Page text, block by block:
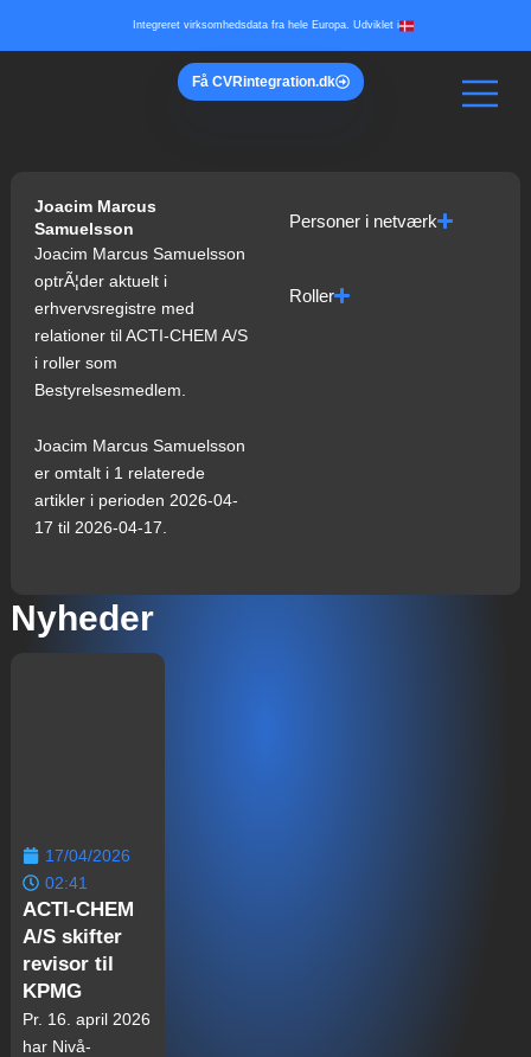
Integreret virksomhedsdata fra hele Europa. Udviklet i
Få CVRintegration.dk
Joacim Marcus
Samuelsson
Joacim Marcus Samuelsson
optrÃ¦der aktuelt i
erhvervsregistre med
relationer til ACTI-CHEM A/S
i roller som
Bestyrelsesmedlem.
Joacim Marcus Samuelsson
er omtalt i 1 relaterede
artikler i perioden 2026-04-
17 til 2026-04-17.
Personer i netværk
Roller
Nyheder
17/04/2026
02:41
ACTI-CHEM
A/S skifter
revisor til
KPMG
Pr. 16. april 2026
har Nivå-